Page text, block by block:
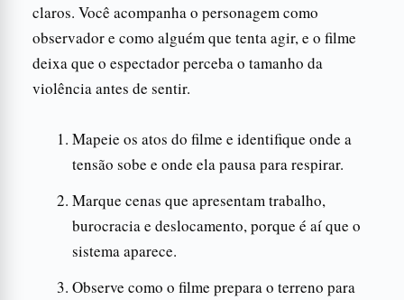
claros. Você acompanha o personagem como
observador e como alguém que tenta agir, e o filme
deixa que o espectador perceba o tamanho da
violência antes de sentir.
Mapeie os atos do filme e identifique onde a
tensão sobe e onde ela pausa para respirar.
Marque cenas que apresentam trabalho,
burocracia e deslocamento, porque é aí que o
sistema aparece.
Observe como o filme prepara o terreno para